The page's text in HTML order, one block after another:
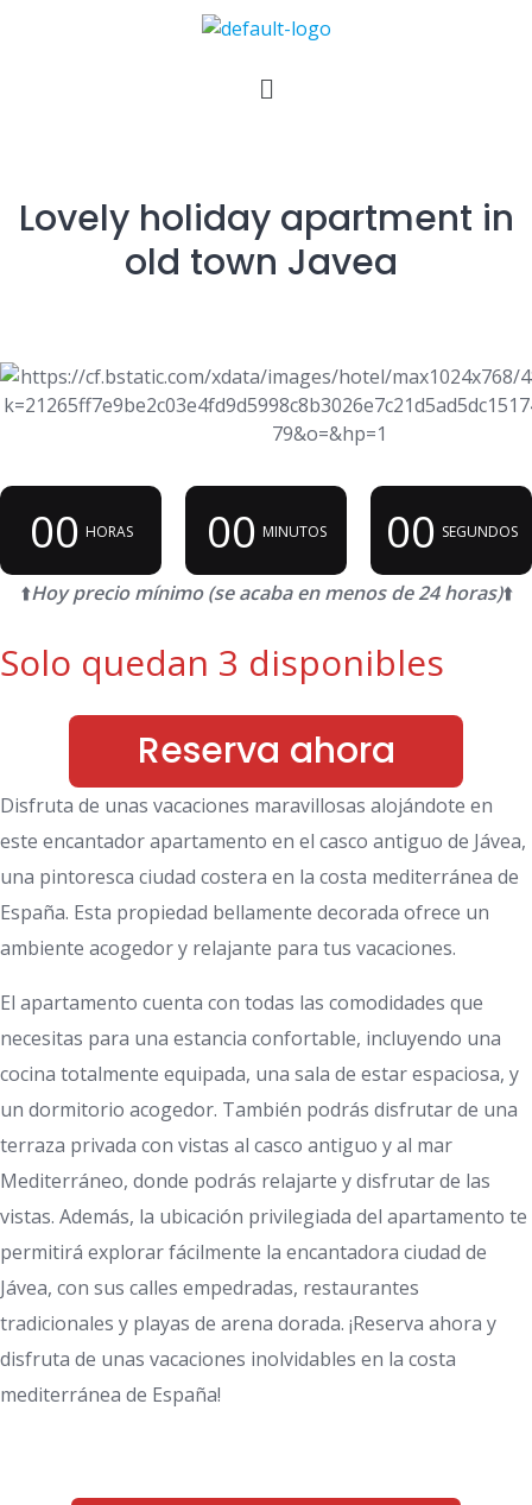
Lovely holiday apartment in
old town Javea
00 HORAS 00 MINUTOS 00 SEGUNDOS
⬆️Hoy precio mínimo (se acaba en menos de 24 horas)⬆️
Solo quedan 3 disponibles
Reserva ahora
Disfruta de unas vacaciones maravillosas alojándote en
este encantador apartamento en el casco antiguo de Jávea,
una pintoresca ciudad costera en la costa mediterránea de
España. Esta propiedad bellamente decorada ofrece un
ambiente acogedor y relajante para tus vacaciones.
El apartamento cuenta con todas las comodidades que
necesitas para una estancia confortable, incluyendo una
cocina totalmente equipada, una sala de estar espaciosa, y
un dormitorio acogedor. También podrás disfrutar de una
terraza privada con vistas al casco antiguo y al mar
Mediterráneo, donde podrás relajarte y disfrutar de las
vistas. Además, la ubicación privilegiada del apartamento te
permitirá explorar fácilmente la encantadora ciudad de
Jávea, con sus calles empedradas, restaurantes
tradicionales y playas de arena dorada. ¡Reserva ahora y
disfruta de unas vacaciones inolvidables en la costa
mediterránea de España!